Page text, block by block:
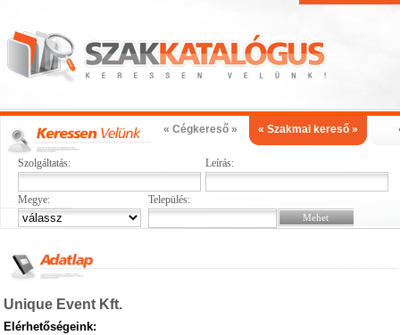
« Cégkereső » « Szakmai kereső »
Szolgáltatás: Leírás:
Megye: Település:
Unique Event Kft.
Elérhetőségeink: